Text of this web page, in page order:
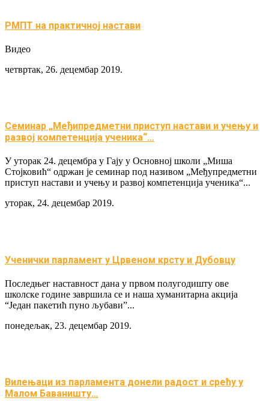
РМПТ на практичној настави
Видео
четвртак, 26. децембар 2019.
Семинар „Међипредметни приступ настави и учењу и
развој компетенција ученика“…
У уторак 24. децембра у Гају у Основној школи „Миша
Стојковић“ одржан је семинар под називом „Међупредметни
приступ настави и учењу и развој компетенција ученика“...
уторак, 24. децембар 2019.
Ученички парламент у Црвеном крсту и Дубовцу
Последњег наставност дана у првом полугодишту ове
школске године завршила се и наша хуманитарна акција
“Један пакетић пуно љубави”...
понедељак, 23. децембар 2019.
Вилењаци из парламента донели радост и срећу у
Малом Баваништу…